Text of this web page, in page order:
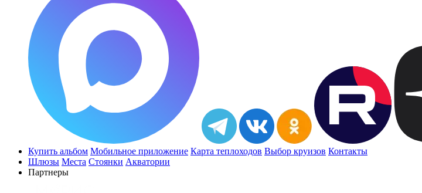
Купить альбом Мобильное приложение Карта теплоходов Выбор круизов Контакты
Шлюзы Места Стоянки Акватории
Партнеры